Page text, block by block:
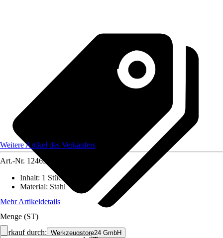
Verkauf durch: Werkzeugstore24 GmbH
Weitere Artikel des Verkäufers
Art.-Nr. 12463174
Inhalt: 1 Stück
Material: Stahl
Mehr Artikeldetails
Menge (ST)